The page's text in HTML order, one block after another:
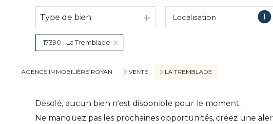
De l'ancien
Du neuf
Type de bien 1
Localisation
17390 - La Tremblade
AGENCE IMMOBILIÈRE ROYAN VENTE LA TREMBLADE
Désolé, aucun bien n'est disponible pour le moment.
Ne manquez pas les prochaines opportunités, créez une